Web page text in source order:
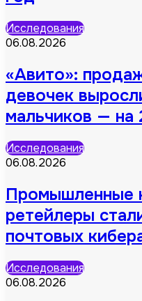
Исследования
06.08.2026
«Авито»:
девочек
мальчиков — на
Исследования
06.08.2026
Промышленные
ретейлеры
почтовых
Исследования
06.08.2026